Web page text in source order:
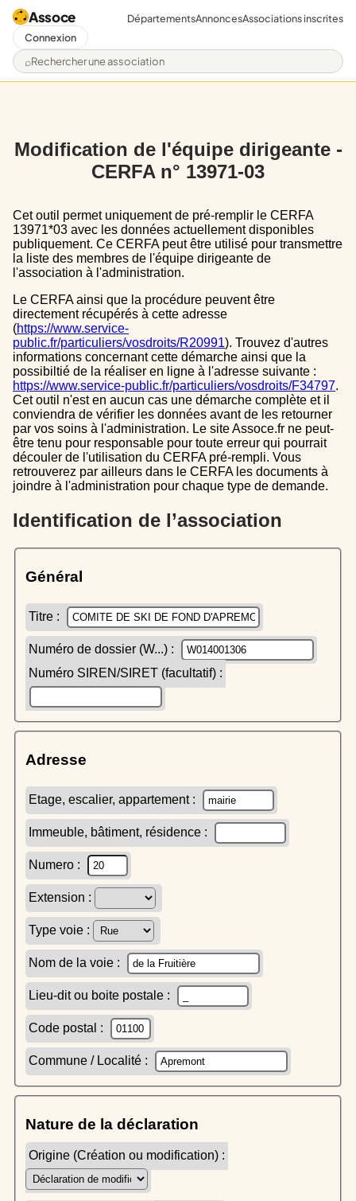
Assoce
Rechercher une association
DépartementsAnnoncesAssociations inscrites
Connexion
Modification de l'équipe dirigeante -
CERFA n° 13971-03
Cet outil permet uniquement de pré-remplir le CERFA
13971*03 avec les données actuellement disponibles
publiquement. Ce CERFA peut être utilisé pour transmettre
la liste des membres de l'équipe dirigeante de
l'association à l'administration.
Le CERFA ainsi que la procédure peuvent être
directement récupérés à cette adresse
(https://www.service-
public.fr/particuliers/vosdroits/R20991). Trouvez d'autres
informations concernant cette démarche ainsi que la
possibiltié de la réaliser en ligne à l'adresse suivante :
https://www.service-public.fr/particuliers/vosdroits/F34797.
Cet outil n'est en aucun cas une démarche complète et il
conviendra de vérifier les données avant de les retourner
par vos soins à l'administration. Le site Assoce.fr ne peut-
être tenu pour responsable pour toute erreur qui pourrait
découler de l'utilisation du CERFA pré-rempli. Vous
retrouverez par ailleurs dans le CERFA les documents à
joindre à l'administration pour chaque type de demande.
Identification de l’association
Général
Titre :
Numéro de dossier (W...) :
Numéro SIREN/SIRET (facultatif) :
Adresse
Etage, escalier, appartement :
Immeuble, bâtiment, résidence :
Numero :
Extension :
Type voie :
Nom de la voie :
Lieu-dit ou boite postale :
Code postal :
Commune / Localité :
Nature de la déclaration
Origine (Création ou modification) :